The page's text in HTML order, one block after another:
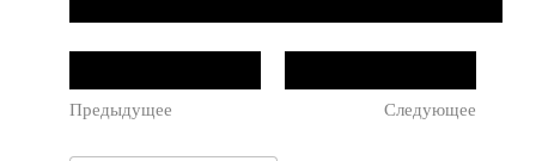
Предыдущее Следующее